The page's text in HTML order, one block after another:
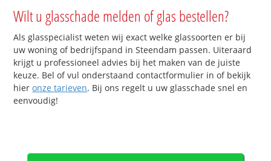
Wilt u glasschade melden of glas bestellen?
Als glasspecialist weten wij exact welke glassoorten er bij
uw woning of bedrijfspand in Steendam passen. Uiteraard
krijgt u professioneel advies bij het maken van de juiste
keuze. Bel of vul onderstaand contactformulier in of bekijk
hieronze tarieven. Bij ons regelt u uw glasschade snel en
eenvoudig!